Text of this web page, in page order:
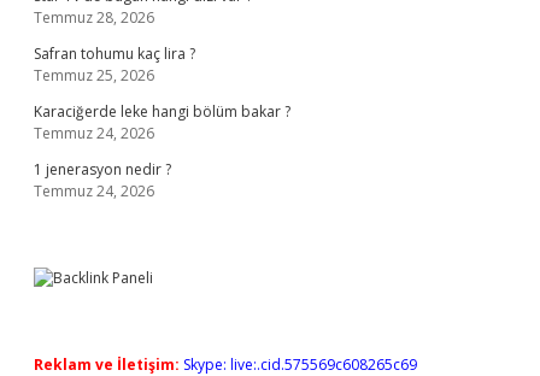
Temmuz 28, 2026
Safran tohumu kaç lira ?
Temmuz 25, 2026
Karaciğerde leke hangi bölüm bakar ?
Temmuz 24, 2026
1 jenerasyon nedir ?
Temmuz 24, 2026
Reklam ve İletişim: Skype: live:.cid.575569c608265c69